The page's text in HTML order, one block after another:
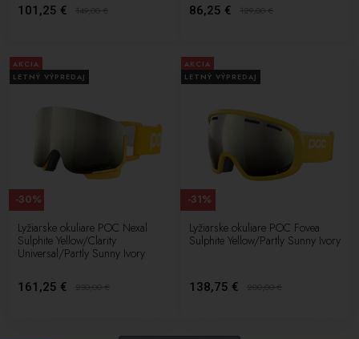
101,25 € 149,00€ 86,25 € 129,00€
AKCIA
LETNÝ VÝPREDAJ
Lyžiarske okuliare POC Nexal
Sulphite Yellow/Clarity
Universal/Partly Sunny Ivory
161,25 € 230,00€
-30%
AKCIA
LETNÝ VÝPREDAJ
Lyžiarske okuliare POC Fovea
Sulphite Yellow/Partly Sunny Ivory
138,75 € 200,00€
-31%